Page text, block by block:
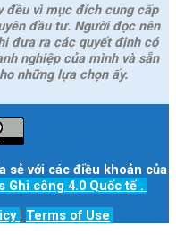
đều vì mục đích cung cấp
đầu tư. Người đọc nên
đưa ra các quyết định có
nghiệp của mình và sẵn
những lựa chọn ấy.
sẻ với các điều khoản của
Ghi công 4.0 Quốc tế .
| Terms of Use